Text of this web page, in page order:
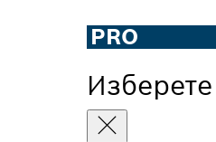
PRO